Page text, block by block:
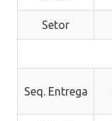
Setor
Seq. Entrega